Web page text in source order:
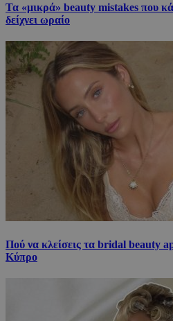
Τα «μικρά» beauty mistakes που
δείχνει ωραίο
Πού να κλείσεις τα bridal beauty
Κύπρο